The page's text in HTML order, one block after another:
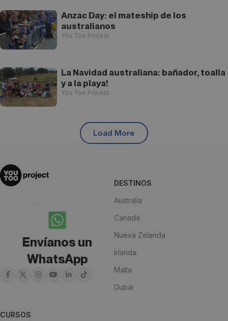
Anzac Day: el mateship de los
australianos
You Too Project
La Navidad australiana: bañador, toalla
y a la playa!
You Too Project
Load More
¡Anímate y escríbenos!
Envíanos un
WhatsApp
DESTINOS
Australia
Canadá
Nueva Zelanda
Irlanda
Malta
Dubái
CURSOS